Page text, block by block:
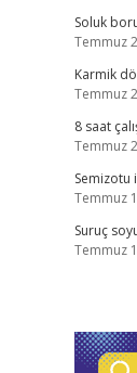
Soluk
Temmuz
Karmik
Temmuz
8 saat
Temmuz
Semizotu
Temmuz
Suruç
Temmuz